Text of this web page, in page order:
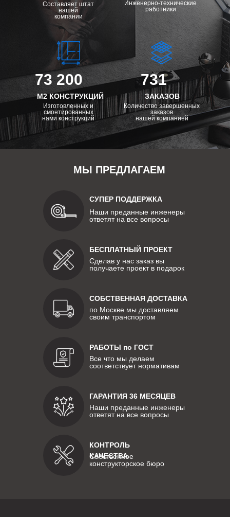
Составляет штат
нашей
компании
73 200
М2 КОНСТРУКЦИЙ
Изготовленных и
смонтированных
нами конструкций
731
ЗАКАЗОВ
Количество завершенных
заказов
нашей компанией
Инженерно-технические
работники
МЫ ПРЕДЛАГАЕМ
СУПЕР ПОДДЕРЖКА
Наши преданные инженеры
ответят на все вопросы
БЕСПЛАТНЫЙ ПРОЕКТ
Сделав у нас заказ вы
получаете проект в подарок
СОБСТВЕННАЯ ДОСТАВКА
по Москве мы доставляем
своим транспортом
РАБОТЫ по ГОСТ
Все что мы делаем
соответствует нормативам
КОНТРОЛЬ
КАЧЕСТВА
Собственное
конструкторское бюро
ГАРАНТИЯ 36 МЕСЯЦЕВ
Наши преданные инженеры
ответят на все вопросы